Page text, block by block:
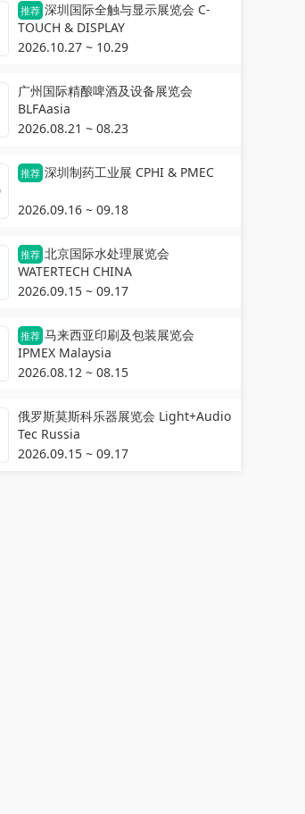
推荐 深圳国际全触与显示展览会 C-
TOUCH & DISPLAY
2026.10.27 ~ 10.29
广州国际精酿啤酒及设备展览会
BLFAasia
2026.08.21 ~ 08.23
推荐 深圳制药工业展 CPHI & PMEC
2026.09.16 ~ 09.18
推荐 北京国际水处理展览会
WATERTECH CHINA
2026.09.15 ~ 09.17
推荐 马来西亚印刷及包装展览会
IPMEX Malaysia
2026.08.12 ~ 08.15
俄罗斯莫斯科乐器展览会 Light+Audio
Tec Russia
2026.09.15 ~ 09.17